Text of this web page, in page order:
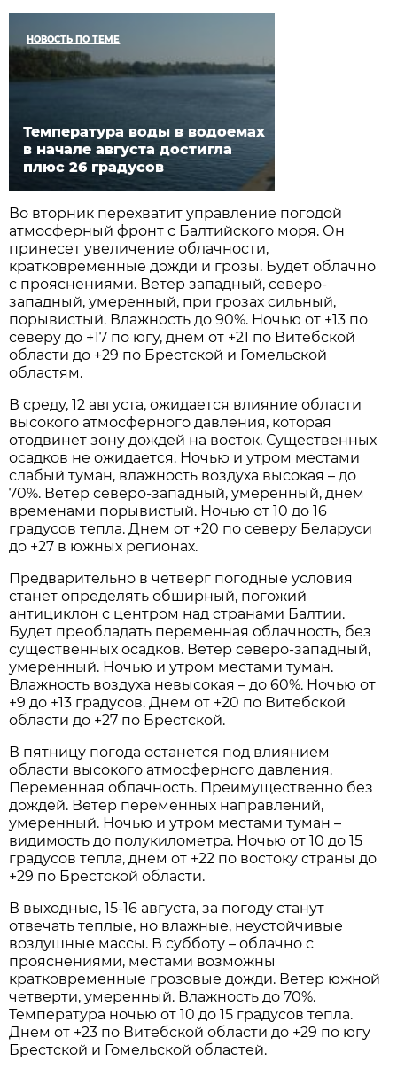
НОВОСТЬ ПО ТЕМЕ
Температура воды в водоемах
в начале августа достигла
плюс 26 градусов
Во вторник перехватит управление погодой
атмосферный фронт с Балтийского моря. Он
принесет увеличение облачности,
кратковременные дожди и грозы. Будет облачно
с прояснениями. Ветер западный, северо-
западный, умеренный, при грозах сильный,
порывистый. Влажность до 90%. Ночью от +13 по
северу до +17 по югу, днем от +21 по Витебской
области до +29 по Брестской и Гомельской
областям.
В среду, 12 августа, ожидается влияние области
высокого атмосферного давления, которая
отодвинет зону дождей на восток. Существенных
осадков не ожидается. Ночью и утром местами
слабый туман, влажность воздуха высокая – до
70%. Ветер северо-западный, умеренный, днем
временами порывистый. Ночью от 10 до 16
градусов тепла. Днем от +20 по северу Беларуси
до +27 в южных регионах.
Предварительно в четверг погодные условия
станет определять обширный, погожий
антициклон с центром над странами Балтии.
Будет преобладать переменная облачность, без
существенных осадков. Ветер северо-западный,
умеренный. Ночью и утром местами туман.
Влажность воздуха невысокая – до 60%. Ночью от
+9 до +13 градусов. Днем от +20 по Витебской
области до +27 по Брестской.
В пятницу погода останется под влиянием
области высокого атмосферного давления.
Переменная облачность. Преимущественно без
дождей. Ветер переменных направлений,
умеренный. Ночью и утром местами туман –
видимость до полукилометра. Ночью от 10 до 15
градусов тепла, днем от +22 по востоку страны до
+29 по Брестской области.
В выходные, 15-16 августа, за погоду станут
отвечать теплые, но влажные, неустойчивые
воздушные массы. В субботу – облачно с
прояснениями, местами возможны
кратковременные грозовые дожди. Ветер южной
четверти, умеренный. Влажность до 70%.
Температура ночью от 10 до 15 градусов тепла.
Днем от +23 по Витебской области до +29 по югу
Брестской и Гомельской областей.